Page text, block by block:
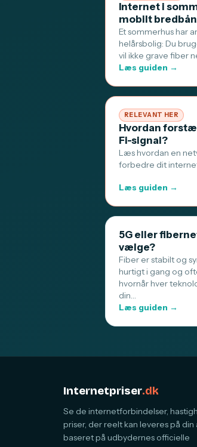
Internet i
mobilt
Et sommerhus har
helårsbolig: Du
vil ikke grave fiber
Læs guiden →
RELEVANT HER
Hvordan
Fi-signal?
Læs hvordan en
forbedre dit
Læs guiden →
5G eller
vælge?
Fiber er stabilt og
hurtigt i gang og
hvornår hver
din…
Læs guiden →
Internetpriser.dk
Se de internetforbindelser,
priser, der reelt kan leveres på din
baseret på udbydernes officielle